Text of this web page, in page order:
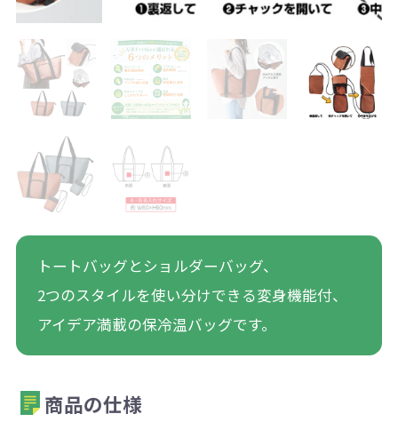
トートバッグとショルダーバッグ、
2つのスタイルを使い分けできる変身機能付、
アイデア満載の保冷温バッグです。
商品の仕様